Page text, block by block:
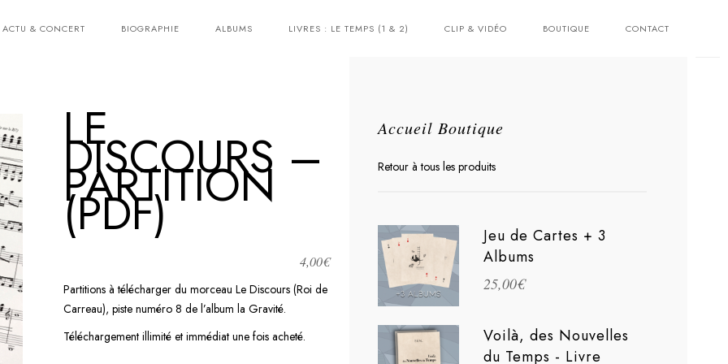
ACTU & CONCERT BIOGRAPHIE ALBUMS LIVRES : LE TEMPS (1 & 2) CLIP & VIDÉO BOUTIQUE CONTACT
LE
DISCOURS –
PARTITION
(PDF)
4,00€
Partitions à télécharger du morceau Le Discours (Roi de
Carreau), piste numéro 8 de l’album la Gravité.
Téléchargement illimité et immédiat une fois acheté.
Accueil Boutique
Retour à tous les produits
Jeu de Cartes + 3
Albums
25,00€
Voilà, des Nouvelles
du Temps - Livre